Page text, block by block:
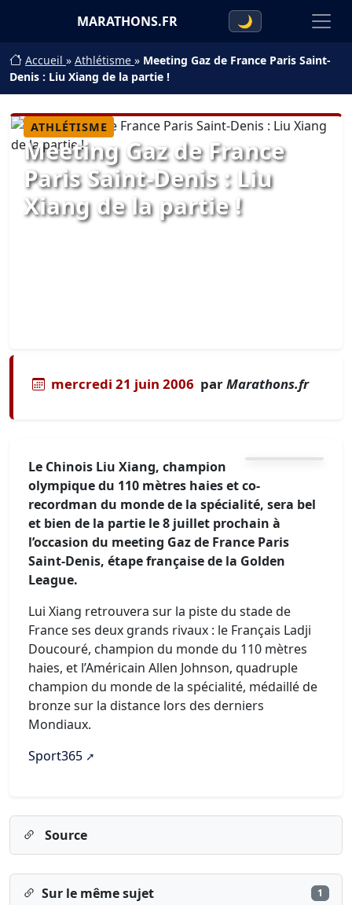
MARATHONS.FR 🌙
Accueil » Athlétisme » Meeting Gaz de France Paris Saint-
Denis : Liu Xiang de la partie !
ATHLÉTISME
Meeting Gaz de France
Paris Saint-Denis : Liu
Xiang de la partie !
mercredi 21 juin 2006 parMarathons.fr
Le Chinois Liu Xiang, champion
olympique du 110 mètres haies et co-
recordman du monde de la spécialité, sera bel
et bien de la partie le 8 juillet prochain à
l’occasion du meeting Gaz de France Paris
Saint-Denis, étape française de la Golden
League.
Lui Xiang retrouvera sur la piste du stade de
France ses deux grands rivaux : le Français Ladji
Doucouré, champion du monde du 110 mètres
haies, et l’Américain Allen Johnson, quadruple
champion du monde de la spécialité, médaillé de
bronze sur la distance lors des derniers
Mondiaux.
Sport365
Source
Sur le même sujet 1